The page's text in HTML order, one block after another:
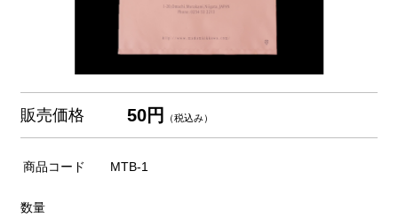
販売価格 50円 （税込み）
商品コード MTB-1
数量